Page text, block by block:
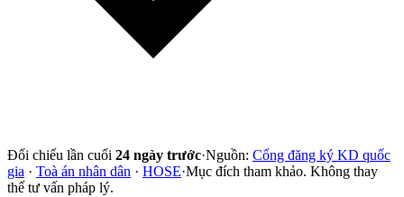
Đối chiếu lần cuối 24 ngày trước·Nguồn: Cổng đăng ký KD quốc
gia · Toà án nhân dân · HOSE·Mục đích tham khảo. Không thay
thế tư vấn pháp lý.